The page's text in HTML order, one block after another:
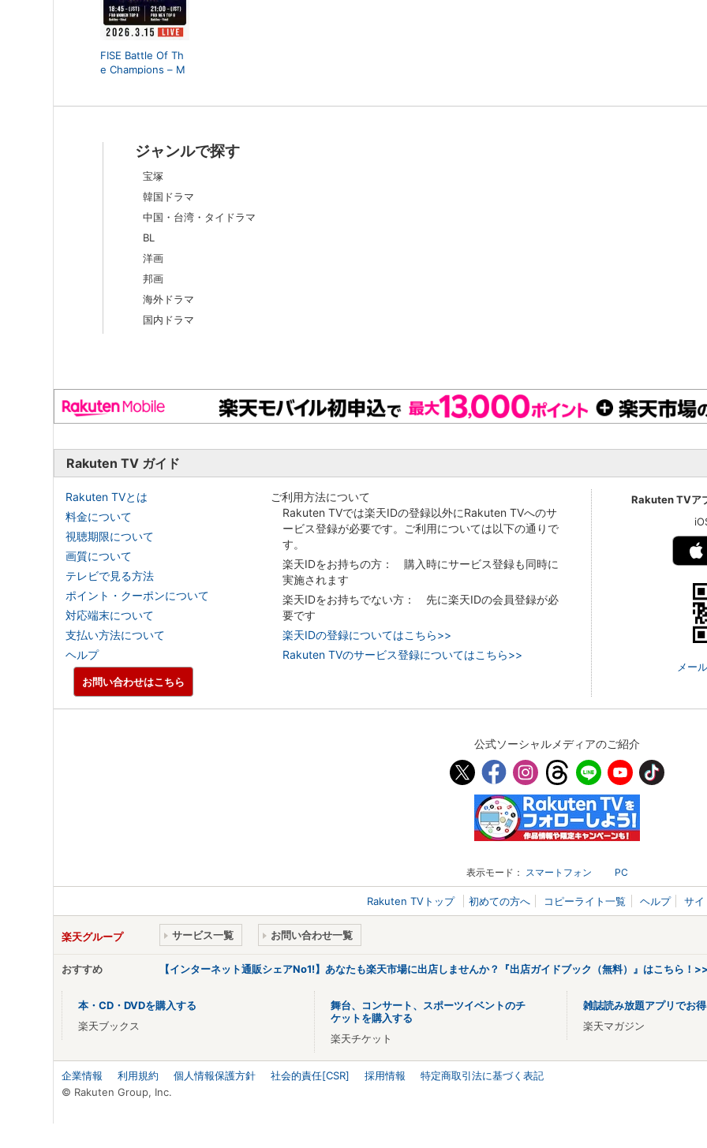
FISE Battle Of Th
e Champions – M
ジャンルで探す
宝塚
韓国ドラマ
中国・台湾・タイドラマ
BL
洋画
邦画
海外ドラマ
国内ドラマ
Rakuten TV ガイド
Rakuten TVとは
料金について
視聴期限について
画質について
テレビで見る方法
ポイント・クーポンについて
対応端末について
支払い方法について
ヘルプ
ご利用方法について
Rakuten TVでは楽天IDの登録以外にRakuten TVへのサ
ービス登録が必要です。ご利用については以下の通りで
す。
楽天IDをお持ちの方： 購入時にサービス登録も同時に
実施されます
楽天IDをお持ちでない方： 先に楽天IDの会員登録が必
要です
楽天IDの登録についてはこちら>>
Rakuten TVのサービス登録についてはこちら>>
Rakuten TVア
メー
お問い合わせはこちら
公式ソーシャルメディアのご紹介
表示モード： スマートフォン PC
Rakuten TVトップ 初めての方へ コピーライト一覧 ヘルプ サイ
楽天グループ サービス一覧 お問い合わせ一覧
おすすめ 【インターネット通販シェアNo1!】あなたも楽天市場に出店しませんか？『出店ガイドブック（無料）』はこちら！>>
本・CD・DVDを購入する
楽天ブックス
舞台、コンサート、スポーツイベントのチ
ケットを購入する
楽天チケット
雑誌読み放題アプリでお
楽天マガジン
企業情報 利用規約 個人情報保護方針 社会的責任[CSR] 採用情報
特定商取引法に基づく表記
© Rakuten Group, Inc.